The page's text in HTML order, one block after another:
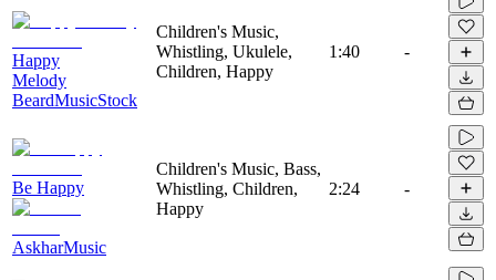
Happy
Melody
BeardMusicStock
Children's Music,
Whistling, Ukulele,
Children, Happy
1:40 -
Be Happy
AskharMusic
Children's Music, Bass,
Whistling, Children,
Happy
2:24 -